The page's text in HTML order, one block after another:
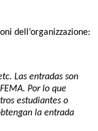
dell’organizzazione:
Las entradas son
Por lo que
estudiantes o
la entrada